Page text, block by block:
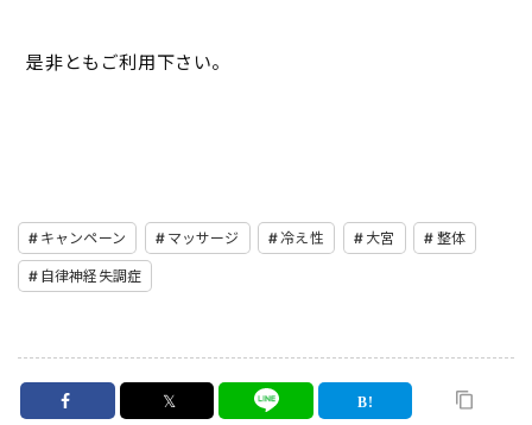
是非ともご利用下さい。
キャンペーン マッサージ 冷え性 大宮 整体
自律神経失調症
𝕏